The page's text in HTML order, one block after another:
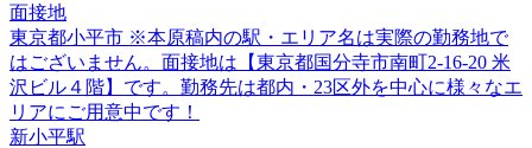
面接地
東京都小平市 ※本原稿内の駅・エリア名は実際の勤務地で
はございません。面接地は【東京都国分寺市南町2-16-20 米
沢ビル４階】です。勤務先は都内・23区外を中心に様々なエ
リアにご用意中です！
新小平駅